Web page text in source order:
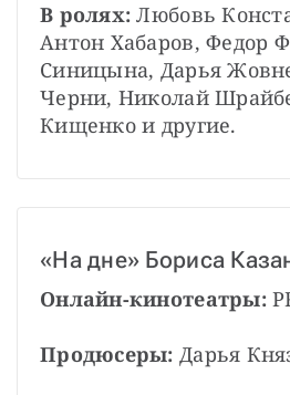
В ролях: Любовь
Антон Хабаров, Федор
Синицына, Дарья
Черни, Николай
Кищенко и другие.
«На дне» Бориса
Онлайн-кинотеатры:
Продюсеры: Дарья